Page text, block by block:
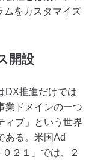
ムをカスタマイズ
開設
DX推進だけでは
業ドメインの一つ
ブ」という世界
ある。米国Ad
２１」では、２